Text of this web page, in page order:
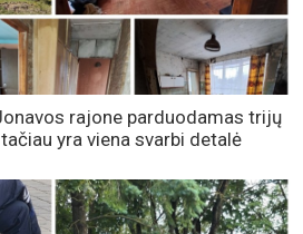
rajone parduodamas trijų
yra viena svarbi detalė